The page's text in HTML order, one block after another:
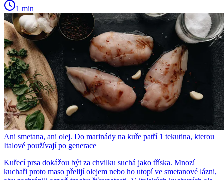
1 min
Ani smetana, ani olej. Do marinády na kuře patří 1 tekutina, kterou
Italové používají po generace
Kuřecí prsa dokážou být za chvilku suchá jako tříska. Mnozí
kuchaři proto maso přelijí olejem nebo ho utopí ve smetanové lázni,